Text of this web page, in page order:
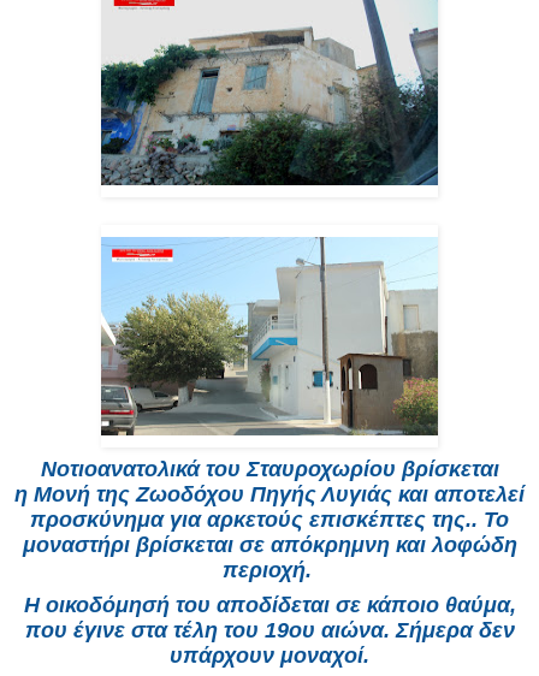
Νοτιοανατολικά του Σταυροχωρίου βρίσκεται
η Μονή της Ζωοδόχου Πηγής Λυγιάς και αποτελεί
προσκύνημα για αρκετούς επισκέπτες της.. Το
μοναστήρι βρίσκεται σε απόκρημνη και λοφώδη
περιοχή.
Η οικοδόμησή του αποδίδεται σε κάποιο θαύμα,
που έγινε στα τέλη του 19ου αιώνα. Σήμερα δεν
υπάρχουν μοναχοί.